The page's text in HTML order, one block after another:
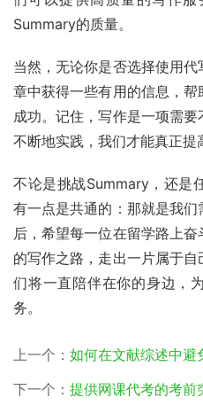
Summary的质量。
当然，无论你是否选择使用
章中获得一些有用的信息，
成功。记住，写作是一项需
不断地实践，我们才能真正提
不论是挑战Summary，还是
有一点是共通的：那就是我
后，希望每一位在留学路上
的写作之路，走出一片属于
们将一直陪伴在你的身边，
务。
上一个： 如何在文献综述中避
下一个： 提供网课代考的考前